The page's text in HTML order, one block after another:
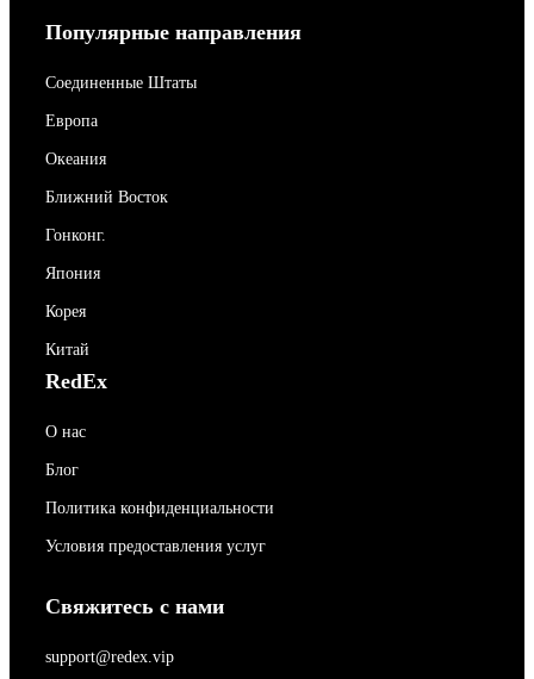
Популярные направления
Соединенные Штаты
Европа
Океания
Ближний Восток
Гонконг.
Япония
Корея
Китай
RedEx
О нас
Блог
Политика конфиденциальности
Условия предоставления услуг
Свяжитесь с нами
support@redex.vip